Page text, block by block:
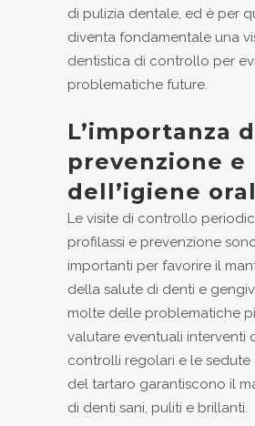
di pulizia dentale, ed è per
diventa fondamentale una
dentistica di controllo per
problematiche future.
L’importanza
prevenzione e
dell’igiene
Le visite di controllo
profilassi e prevenzione
importanti per favorire il
della salute di denti e
molte delle problematiche
valutare eventuali interventi
controlli regolari e le
del tartaro garantiscono il
di denti sani, puliti e brillanti.